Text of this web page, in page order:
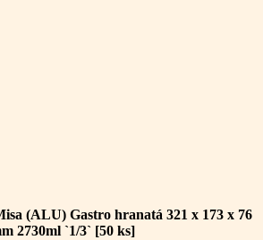
(ALU) Gastro hranatá 321 x 173 x 76
2730ml `1/3` [50 ks]